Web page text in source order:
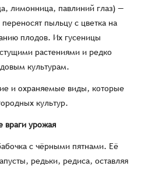
лимонница, павлиний глаз) —
пыльцу с цветка на
плодов. Их гусеницы
растениями и редко
культурам.
и охраняемые виды, которые
культур.
враги урожая
с чёрными пятнами. Её
редьки, редиса, оставляя